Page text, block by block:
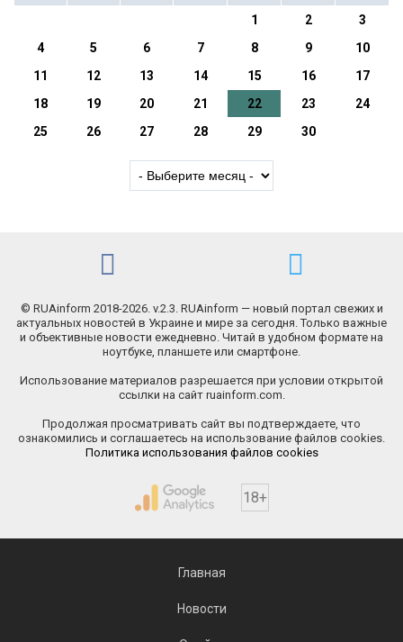
1 2
3
4
5 6 7 8 9
10
11
12 13 14 15 16
17
18
19 20 21 22 23
24
25
26 27 28 29 30
© RUAinform 2018-2026. v.2.3. RUAinform — новый портал свежих и
актуальных новостей в Украине и мире за сегодня. Только важные
и объективные новости ежедневно. Читай в удобном формате на
ноутбуке, планшете или смартфоне.
Использование материалов разрешается при условии открытой
ссылки на сайт ruainform.com.
Продолжая просматривать сайт вы подтверждаете, что
ознакомились и соглашаетесь на использование файлов cookies.
Политика использования файлов cookies
18+
Главная
Новости